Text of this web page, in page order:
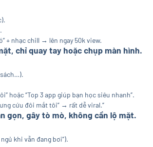
+ nhạc chill → lên ngay 50k view.
chỉ quay tay hoặc chụp màn hình.
hoặc “Top 3 app giúp bạn học siêu nhanh”.
cứu đôi mắt tôi” → rất dễ viral.”
gọn, gây tò mò, không cần lộ mặt.
khi vẫn đang bơi”).